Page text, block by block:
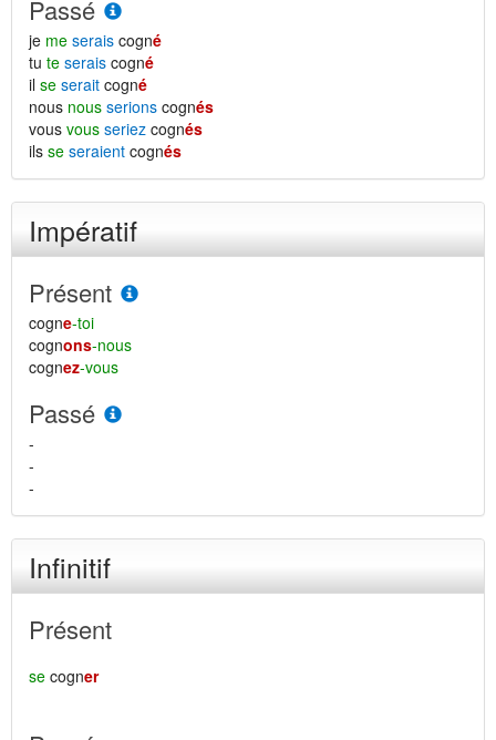
Passé
je me serais cogné
tu te serais cogné
il se serait cogné
nous nous serions cognés
vous vous seriez cognés
ils se seraient cognés
Impératif
Présent
cogne-toi
cognons-nous
cognez-vous
Passé
-
-
-
Infinitif
Présent
se cogner